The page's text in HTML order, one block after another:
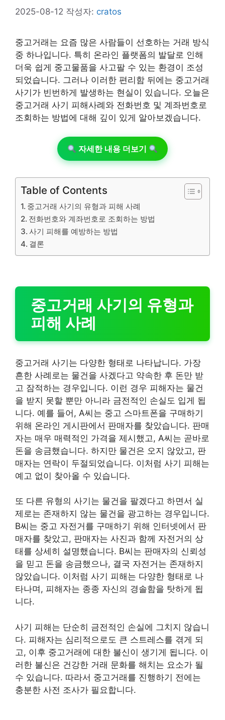
2025-08-12 작성자: cratos
중고거래는 요즘 많은 사람들이 선호하는 거래 방식
중 하나입니다. 특히 온라인 플랫폼의 발달로 인해
더욱 쉽게 중고물품을 사고팔 수 있는 환경이 조성
되었습니다. 그러나 이러한 편리함 뒤에는 중고거래
사기가 빈번하게 발생하는 현실이 있습니다. 오늘은
중고거래 사기 피해사례와 전화번호 및 계좌번호로
조회하는 방법에 대해 깊이 있게 알아보겠습니다.
자세한 내용 더보기
Table of Contents
중고거래 사기의 유형과 피해 사례
전화번호와 계좌번호로 조회하는 방법
사기 피해를 예방하는 방법
결론
중고거래 사기의 유형과
피해 사례
중고거래 사기는 다양한 형태로 나타납니다. 가장
흔한 사례로는 물건을 사겠다고 약속한 후 돈만 받
고 잠적하는 경우입니다. 이런 경우 피해자는 물건
을 받지 못할 뿐만 아니라 금전적인 손실도 입게 됩
니다. 예를 들어, A씨는 중고 스마트폰을 구매하기
위해 온라인 게시판에서 판매자를 찾았습니다. 판매
자는 매우 매력적인 가격을 제시했고, A씨는 곧바로
돈을 송금했습니다. 하지만 물건은 오지 않았고, 판
매자는 연락이 두절되었습니다. 이처럼 사기 피해는
예고 없이 찾아올 수 있습니다.
또 다른 유형의 사기는 물건을 팔겠다고 하면서 실
제로는 존재하지 않는 물건을 광고하는 경우입니다.
B씨는 중고 자전거를 구매하기 위해 인터넷에서 판
매자를 찾았고, 판매자는 사진과 함께 자전거의 상
태를 상세히 설명했습니다. B씨는 판매자의 신뢰성
을 믿고 돈을 송금했으나, 결국 자전거는 존재하지
않았습니다. 이처럼 사기 피해는 다양한 형태로 나
타나며, 피해자는 종종 자신의 경솔함을 탓하게 됩
니다.
사기 피해는 단순히 금전적인 손실에 그치지 않습니
다. 피해자는 심리적으로도 큰 스트레스를 겪게 되
고, 이후 중고거래에 대한 불신이 생기게 됩니다. 이
러한 불신은 건강한 거래 문화를 해치는 요소가 될
수 있습니다. 따라서 중고거래를 진행하기 전에는
충분한 사전 조사가 필요합니다.